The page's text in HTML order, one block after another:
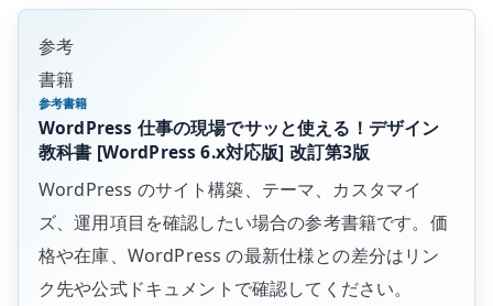
参考
書籍
参考書籍
WordPress 仕事の現場でサッと使える！デザイン
教科書 [WordPress 6.x対応版] 改訂第3版
WordPress のサイト構築、テーマ、カスタマイ
ズ、運用項目を確認したい場合の参考書籍です。価
格や在庫、WordPress の最新仕様との差分はリン
ク先や公式ドキュメントで確認してください。